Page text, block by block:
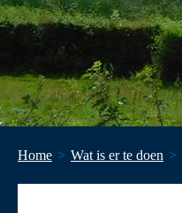
Home Wat is er te doen